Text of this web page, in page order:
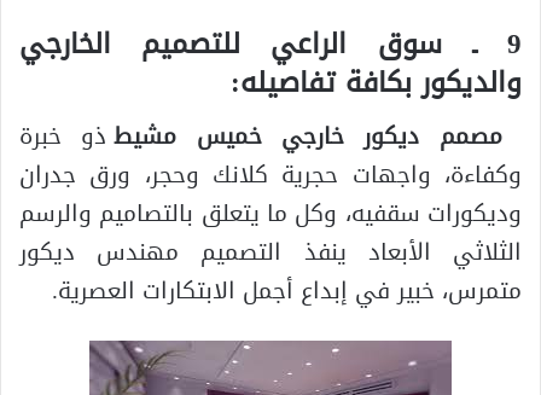
9 ـ سوق الراعي للتصميم الخارجي
والديكور بكافة تفاصيله:
مصمم ديكور خارجي خميس مشيطذو خبرة
وكفاءة، واجهات حجرية كلانك وحجر، ورق جدران
وديكورات سقفيه، وكل ما يتعلق بالتصاميم والرسم
الثلاثي الأبعاد ينفذ التصميم مهندس ديكور
متمرس، خبير في إبداع أجمل الابتكارات العصرية.